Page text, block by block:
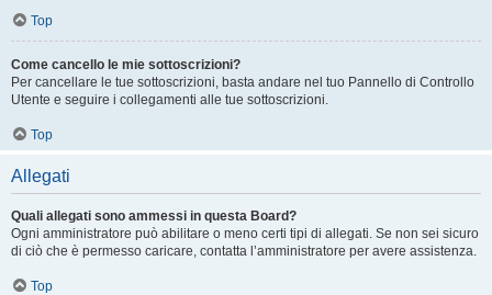
Top
Come cancello le mie sottoscrizioni?
Per cancellare le tue sottoscrizioni, basta andare nel tuo Pannello di Controllo
Utente e seguire i collegamenti alle tue sottoscrizioni.
Top
Allegati
Quali allegati sono ammessi in questa Board?
Ogni amministratore può abilitare o meno certi tipi di allegati. Se non sei sicuro
di ciò che è permesso caricare, contatta l’amministratore per avere assistenza.
Top